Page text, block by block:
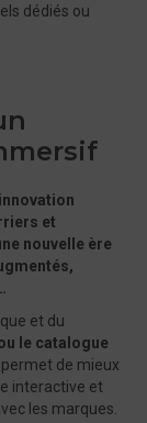
dédiés ou
et
nouvelle ère
et du
le catalogue
permet de mieux
interactive et
les marques.